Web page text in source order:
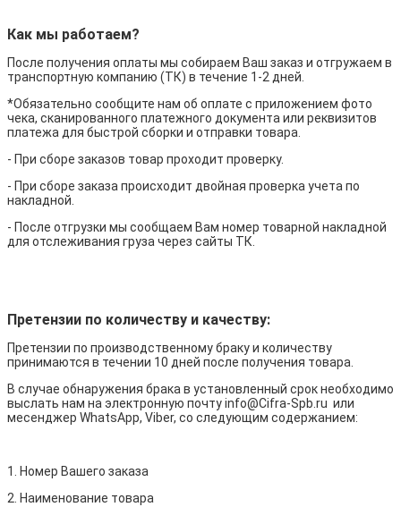
Как мы работаем?
После получения оплаты мы собираем Ваш заказ и отгружаем в
транспортную компанию (ТК) в течение 1-2 дней.
*Обязательно сообщите нам об оплате с приложением фото
чека, сканированного платежного документа или реквизитов
платежа для быстрой сборки и отправки товара.
- При сборе заказов товар проходит проверку.
- При сборе заказа происходит двойная проверка учета по
накладной.
- После отгрузки мы сообщаем Вам номер товарной накладной
для отслеживания груза через сайты ТК.
Претензии по количеству и качеству:
Претензии по производственному браку и количеству
принимаются в течении 10 дней после получения товара.
В случае обнаружения брака в установленный срок необходимо
выслать нам на электронную почту info@Cifra-Spb.ru или
месенджер WhatsApp, Viber, со следующим содержанием:
1. Номер Вашего заказа
2. Наименование товара